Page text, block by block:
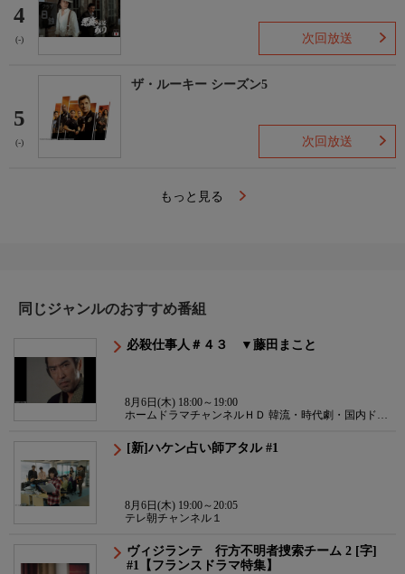
4
(-) 次回放送
5
(-)
ザ・ルーキー シーズン5
次回放送
もっと見る
同じジャンルのおすすめ番組
必殺仕事人＃４３ ▼藤田まこと
8月6日(木) 18:00～19:00
ホームドラマチャンネルＨＤ 韓流・時代劇・国内ドラ
[新]ハケン占い師アタル #1
8月6日(木) 19:00～20:05
テレ朝チャンネル１
ヴィジランテ 行方不明者捜索チーム 2 [字]
#1【フランスドラマ特集】